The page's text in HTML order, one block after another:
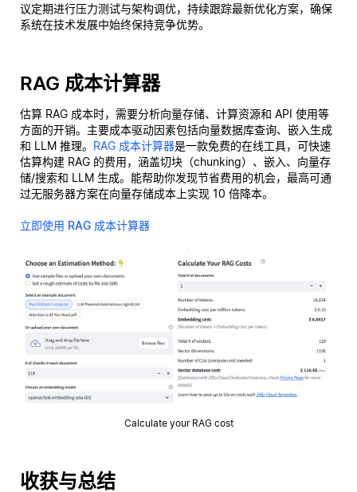
议定期进行压力测试与架构调优，持续跟踪最新优化方案，确保
系统在技术发展中始终保持竞争优势。
RAG 成本计算器
估算 RAG 成本时，需要分析向量存储、计算资源和 API 使用等
方面的开销。主要成本驱动因素包括向量数据库查询、嵌入生成
和 LLM 推理。 RAG 成本计算器是一款免费的在线工具，可快速
估算构建 RAG 的费用，涵盖切块（chunking）、嵌入、向量存
储/搜索和 LLM 生成。能帮助你发现节省费用的机会，最高可通
过无服务器方案在向量存储成本上实现 10 倍降本。
立即使用 RAG 成本计算器
Calculate your RAG cost
收获与总结